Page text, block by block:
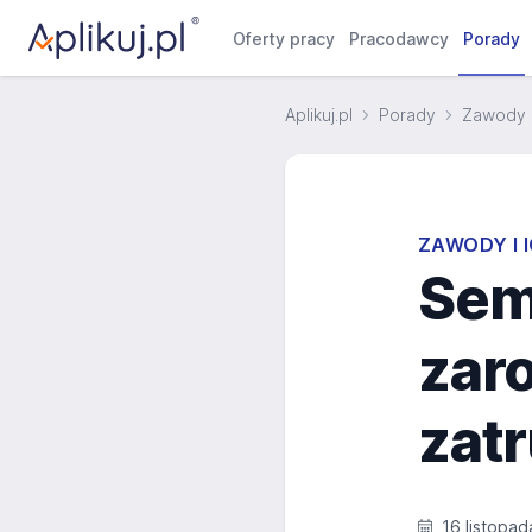
Oferty pracy Pracodawcy Porady
Aplikuj.pl Porady Zawody
ZAWODY I
16